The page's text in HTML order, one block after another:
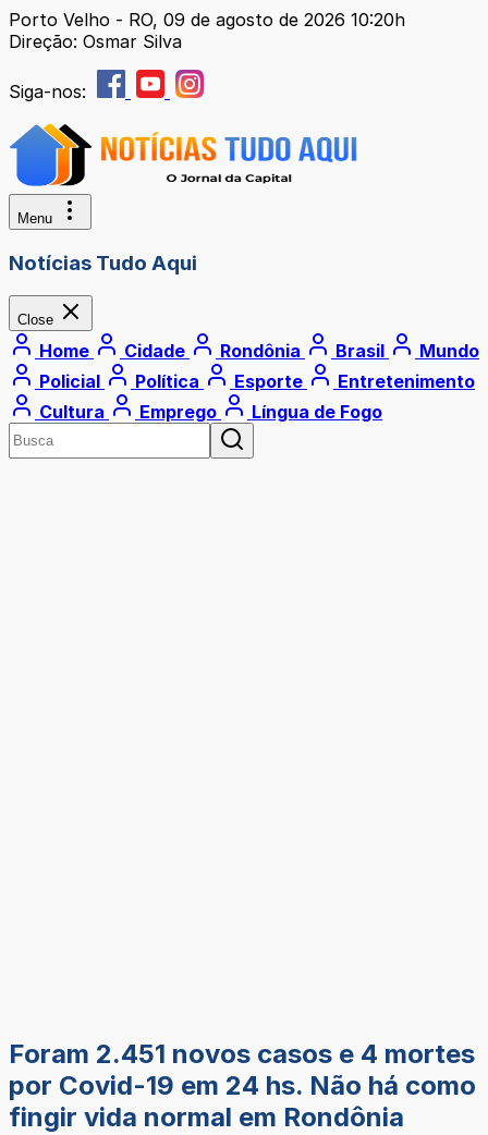
Porto Velho - RO, 09 de agosto de 2026 10:20h
Direção: Osmar Silva
Siga-nos:
Menu
Notícias Tudo Aqui
Close
Home Cidade Rondônia Brasil
Mundo
Policial
Política Esporte
Entretenimento
Cultura
Emprego Língua de Fogo
Foram 2.451 novos casos e 4 mortes
por Covid-19 em 24 hs. Não há como
fingir vida normal em Rondônia